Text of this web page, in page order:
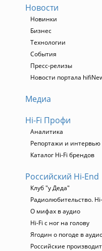
Новости
Новинки
Бизнес
Технологии
События
Пресс-релизы
Новости портала
Медиа
Hi-Fi Профи
Аналитика
Репортажи и интервью
Каталог Hi-Fi брендов
Российский Hi-End
Клуб "у Деда"
Радиолюбительство.
О мифах в аудио
Hi-Fi с ног на голову
Ягодин о погоде в
Российские